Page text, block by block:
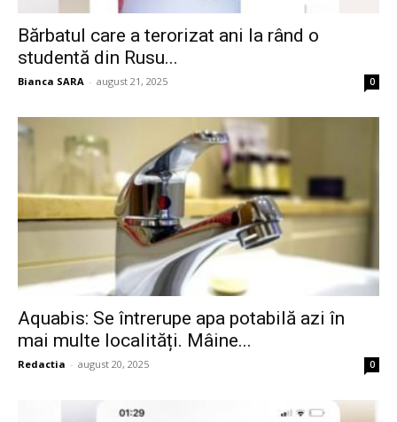
Bărbatul care a terorizat ani la rând o
studentă din Rusu...
Bianca SARA - august 21, 2025 0
Aquabis: Se întrerupe apa potabilă azi în
mai multe localități. Mâine...
Redactia - august 20, 2025 0